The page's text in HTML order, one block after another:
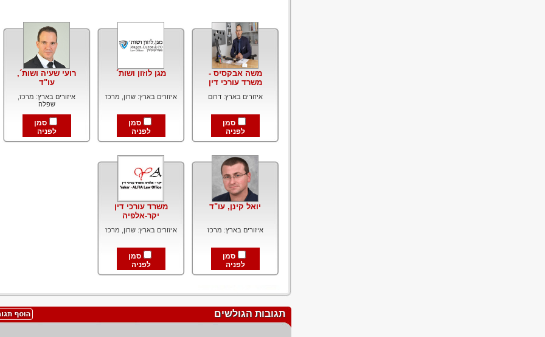
משה אבקסיס -
משרד עורכי דין
איזורים בארץ: דרום
סמן
לפניה
מגן לוזון ושות´
איזורים בארץ: שרון, מרכז
סמן
לפניה
רועי שעיה ושות´,
עו"ד
איזורים בארץ: מרכז,
שפלה
סמן
לפניה
יואל קינן, עו"ד
איזורים בארץ: מרכז
סמן
לפניה
משרד עורכי דין
יקר-אלפיה
איזורים בארץ: שרון, מרכז
סמן
לפניה
תגובות הגולשים